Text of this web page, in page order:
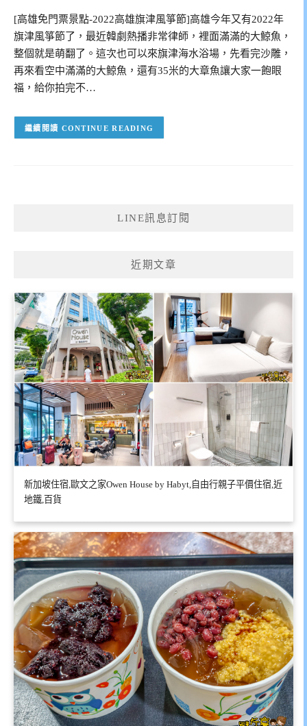
[高雄免門票景點-2022高雄旗津風箏節]高雄今年又有2022年
旗津風箏節了，最近韓劇熱播非常律師，裡面滿滿的大鯨魚，
整個就是萌翻了。這次也可以來旗津海水浴場，先看完沙雕，
再來看空中滿滿的大鯨魚，還有35米的大章魚讓大家一飽眼
福，給你拍完不…
CONTINUE READING
LINE訊息訂閱
近期文章
新加坡住宿,歐文之家Owen House by Habyt,自由行親子平價住宿,近
地鐵,百貨